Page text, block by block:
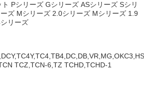
Pシリーズ Gシリーズ ASシリーズ Sシリ
ズ Mシリーズ 2.0シリーズ Mシリーズ 1.9
リーズ
TCZ,TCN-6,TZ TCHD,TCHD-1